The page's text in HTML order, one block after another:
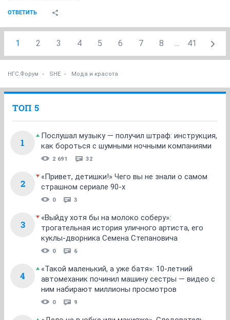
ОТВЕТИТЬ
1 2 3 4 5 6 7 8 ... 41
НГС.Форум SHE Мода и красота
ТОП 5
1
Послушал музыку — получил штраф: инструкция,
как бороться с шумными ночными компаниями
2 691 32
2
«Привет, детишки!» Чего вы не знали о самом
страшном сериале 90-х
0 3
3
«Выйду хотя бы на молоко соберу»:
трогательная история уличного артиста, его
куклы-дворника Семена Степановича
0 6
4
«Такой маленький, а уже батя»: 10-летний
автомеханик починил машину сестры — видео с
ним набирают миллионы просмотров
0 9